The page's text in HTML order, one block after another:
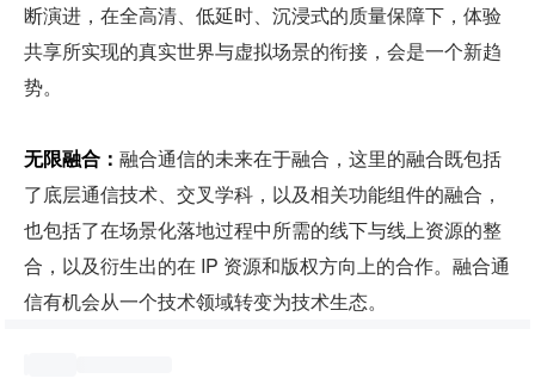
断演进，在全高清、低延时、沉浸式的质量保障下，体验
共享所实现的真实世界与虚拟场景的衔接，会是一个新趋
势。
无限融合： 融合通信的未来在于融合，这里的融合既包括
了底层通信技术、交叉学科，以及相关功能组件的融合，
也包括了在场景化落地过程中所需的线下与线上资源的整
合，以及衍生出的在 IP 资源和版权方向上的合作。融合通
信有机会从一个技术领域转变为技术生态。